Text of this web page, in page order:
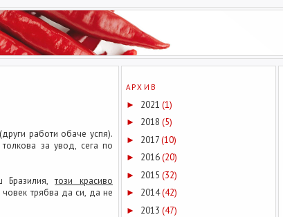
работи обаче успя).
за увод, сега по
Бразилия,този красиво
трябва да си, да не
АРХИВ
► 2021 (1)
► 2018 (5)
► 2017(10)
► 2016(20)
► 2015 (32)
► 2014(42)
► 2013 (47)